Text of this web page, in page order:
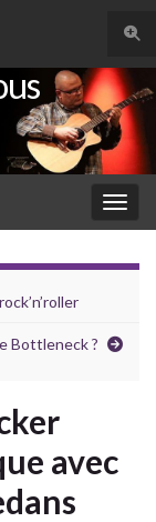
Bottleneck ?
avec